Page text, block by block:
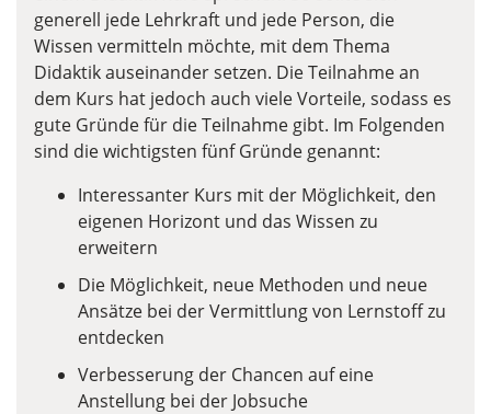
generell jede Lehrkraft und jede Person, die
Wissen vermitteln möchte, mit dem Thema
Didaktik auseinander setzen. Die Teilnahme an
dem Kurs hat jedoch auch viele Vorteile, sodass es
gute Gründe für die Teilnahme gibt. Im Folgenden
sind die wichtigsten fünf Gründe genannt:
Interessanter Kurs mit der Möglichkeit, den
eigenen Horizont und das Wissen zu
erweitern
Die Möglichkeit, neue Methoden und neue
Ansätze bei der Vermittlung von Lernstoff zu
entdecken
Verbesserung der Chancen auf eine
Anstellung bei der Jobsuche